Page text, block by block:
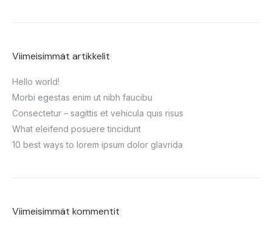
Viimeisimmät artikkelit
Hello world!
Morbi egestas enim ut nibh faucibu
Consectetur – sagittis et vehicula quis risus
What eleifend posuere tincidunt
10 best ways to lorem ipsum dolor glavrida
Viimeisimmät kommentit